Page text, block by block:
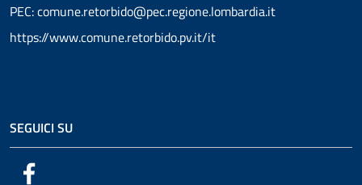
PEC: comune.retorbido@pec.regione.lombardia.it
https://www.comune.retorbido.pv.it/it
SEGUICI SU